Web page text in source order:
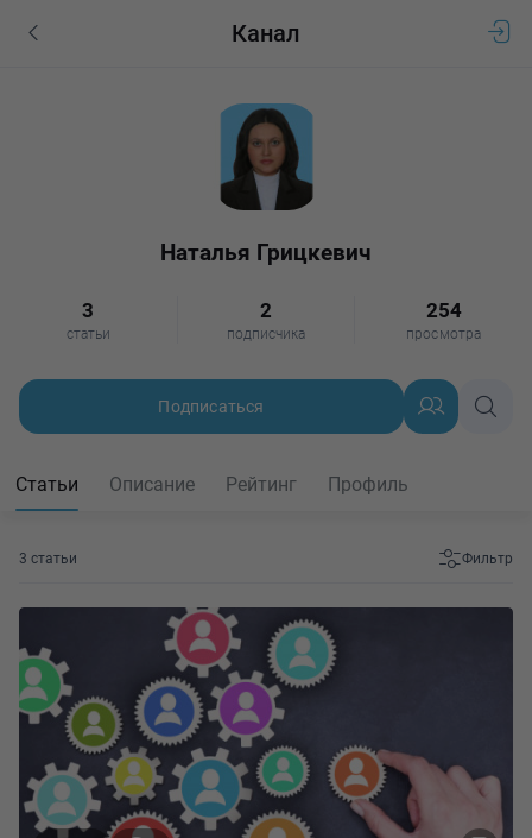
Канал
Наталья Грицкевич
3
статьи
2
подписчика
254
просмотра
Подписаться
Статьи Описание Рейтинг Профиль
3 статьи Фильтр